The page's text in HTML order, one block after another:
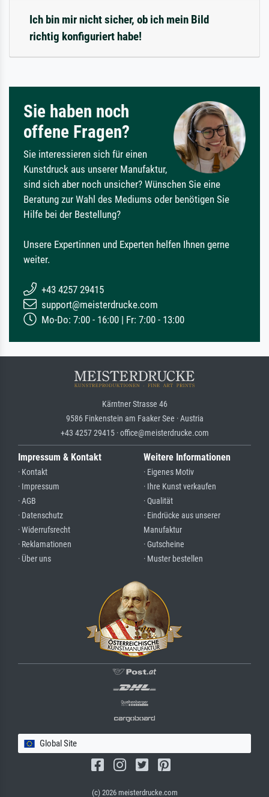
Ich bin mir nicht sicher, ob ich mein Bild
richtig konfiguriert habe!
Sie haben noch
offene Fragen?
Sie interessieren sich für einen
Kunstdruck aus unserer Manufaktur,
sind sich aber noch unsicher? Wünschen Sie eine
Beratung zur Wahl des Mediums oder benötigen Sie
Hilfe bei der Bestellung?
Unsere Expertinnen und Experten helfen Ihnen gerne
weiter.
+43 4257 29415
support@meisterdrucke.com
Mo-Do: 7:00 - 16:00 | Fr: 7:00 - 13:00
Kärntner Strasse 46
9586 Finkenstein am Faaker See · Austria
+43 4257 29415 · office@meisterdrucke.com
Impressum & Kontakt
· Kontakt
· Impressum
· AGB
· Datenschutz
· Widerrufsrecht
· Reklamationen
· Über uns
Weitere Informationen
· Eigenes Motiv
· Ihre Kunst verkaufen
· Qualität
· Eindrücke aus unserer
Manufaktur
· Gutscheine
· Muster bestellen
Global Site
(c) 2026 meisterdrucke.com